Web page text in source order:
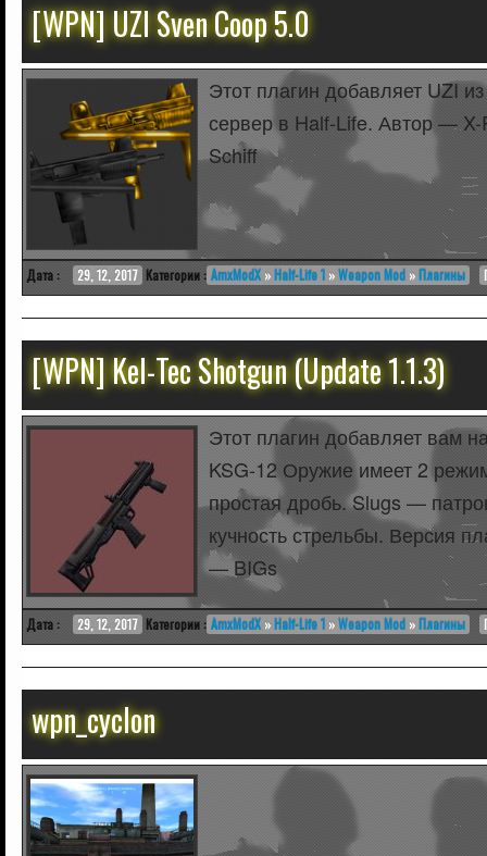
[WPN] UZI Sven Coop 5.0
Этот плагин добавляет UZI
сервер в Half-Life. Автор —
Schiff
Дата : 29, 12, 2017 Категории : AmxModX »Half-Life 1 »Weapon Mod »Плагины
[WPN] Kel-Tec Shotgun (Update 1.1.3)
Этот плагин добавляет вам
KSG-12 Оружие имеет 2
простая дробь. Slugs —
кучность стрельбы. Версия
— BIGs
Дата : 29, 12, 2017 Категории : AmxModX »Half-Life 1 »Weapon Mod »Плагины
wpn_cyclon